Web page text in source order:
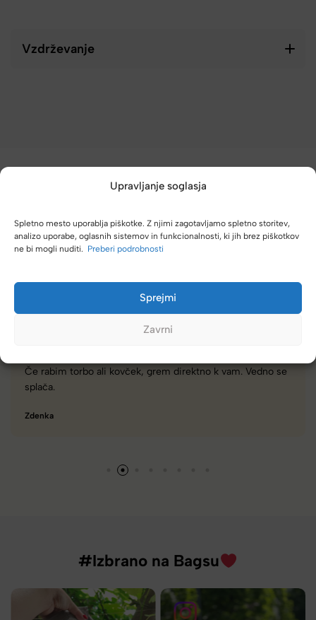
Upravljanje soglasja
Spletno mesto uporablja piškotke. Z njimi zagotavljamo spletno storitev,
analizo uporabe, oglasnih sistemov in funkcionalnosti, ki jih brez piškotkov
ne bi mogli nuditi. Preberi podrobnosti
Sprejmi
Zavrni
Vzdrževanje
(4,8/5)
direktno k vam. Vedno se
Zelo dobra trgovina za torbe
#Izbrano na Bagsu